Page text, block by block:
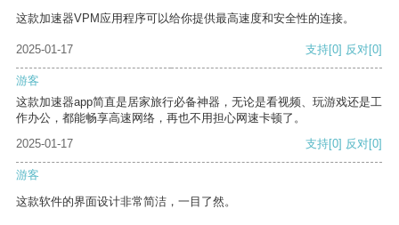
这款加速器VPM应用程序可以给你提供最高速度和安全性的连接。
2025-01-17 支持[0] 反对[0]
游客
这款加速器app简直是居家旅行必备神器，无论是看视频、玩游戏还是工
作办公，都能畅享高速网络，再也不用担心网速卡顿了。
2025-01-17
支持[0] 反对[0]
游客
这款软件的界面设计非常简洁，一目了然。